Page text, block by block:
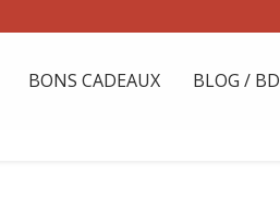
BONS CADEAUX BLOG / BD